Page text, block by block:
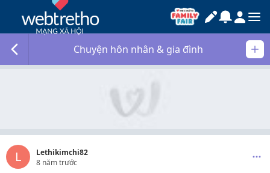
Chuyện hôn nhân & gia đình
L
Lethikimchi82
8 năm trước